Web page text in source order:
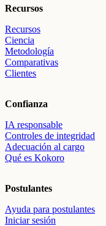
Recursos
Recursos
Ciencia
Metodología
Comparativas
Clientes
Confianza
IA responsable
Controles de integridad
Adecuación al cargo
Qué es Kokoro
Postulantes
Ayuda para postulantes
Iniciar sesión